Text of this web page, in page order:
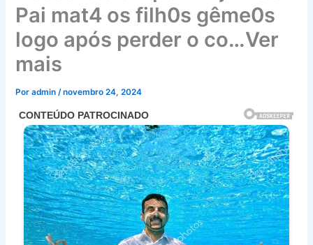
Pai mat4 os filh0s gême0s
logo após perder o co…Ver
mais
Poradmin /novembro 24, 2024